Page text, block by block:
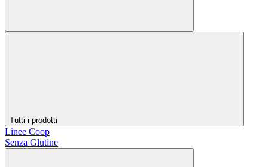
Tutti i prodotti
Linee Coop
Senza Glutine